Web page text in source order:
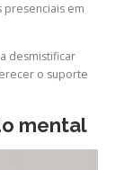
presenciais em
desmistificar
o suporte
mental